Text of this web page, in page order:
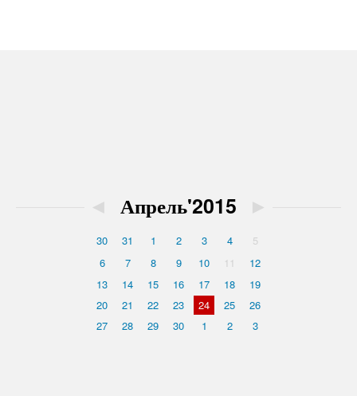
◄ Апрель'2015 ►
30 31 1 2 3 4
5
6
7 8 9 10 11
12
13
14 15 16 17 18
19
20
21 22 23 24 25
26
27
28 29 30 1 2 3